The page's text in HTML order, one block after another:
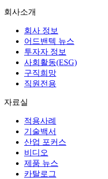
회사소개
회사 정보
어드밴텍 뉴스
투자자 정보
사회활동(ESG)
구직희망
직원전용
자료실
적용사례
기술백서
산업 포커스
비디오
제품 뉴스
카탈로그